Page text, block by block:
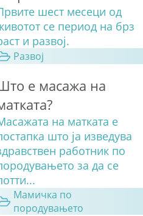
шест месеци од
се период на брз
и развој.
Развој
е масажа на
на матката е
што ја изведува
работник по
за да се
Мамичка по
породувањето